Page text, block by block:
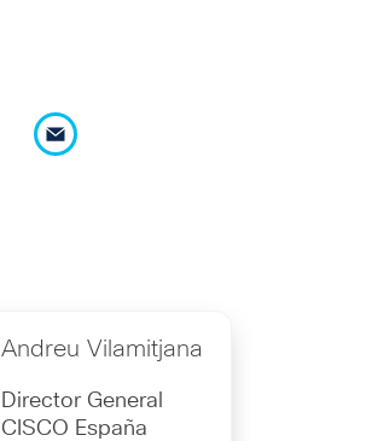
Andreu Vilamitjana
Director General
CISCO España